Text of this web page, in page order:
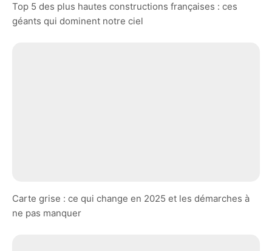
Top 5 des plus hautes constructions françaises : ces
géants qui dominent notre ciel
Carte grise : ce qui change en 2025 et les démarches à
ne pas manquer